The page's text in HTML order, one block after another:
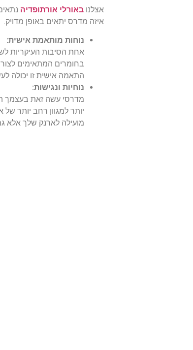
אצלנו באורלי אורתופדיה
איזה מדרס יתאים באופן מדויק.
נוחות מותאמת אישית:
אחת הסיבות העיקריות
בחומרים המתאימים
התאמה אישית זו יכולה
נוחיות ונגישות:
מדרסי עשה זאת בעצמך
יותר למגוון רחב יותר
מועילה לארנק שלך אלא